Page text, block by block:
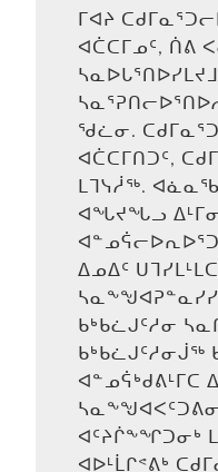
ᒥᐊᔨ
ᐊᑖᑕᒥᓄᑦ, ᑏᕕ
ᖁᓛᓂ.
ᐊᑖᑕᒥᑎᑐᑦ,
ᒪᒣᓭᓲᖅ.
ᐊᖓᔪᖓᓗ
ᐃᓄᐃᑦ
ᑲᒃᑲᓛᒍᑦᓱᓂ
ᑲᒃᑲᓛᒍᑦᓱᓂᒎᖅ
ᐊᓐᓄᕌᒃᑯᕕᒻᒥᑕ
ᐊᑦᔨᒌᖕᖏᑐᓂᒃ
ᐊᐅᒻᒫᒋᕝᕕᒃ